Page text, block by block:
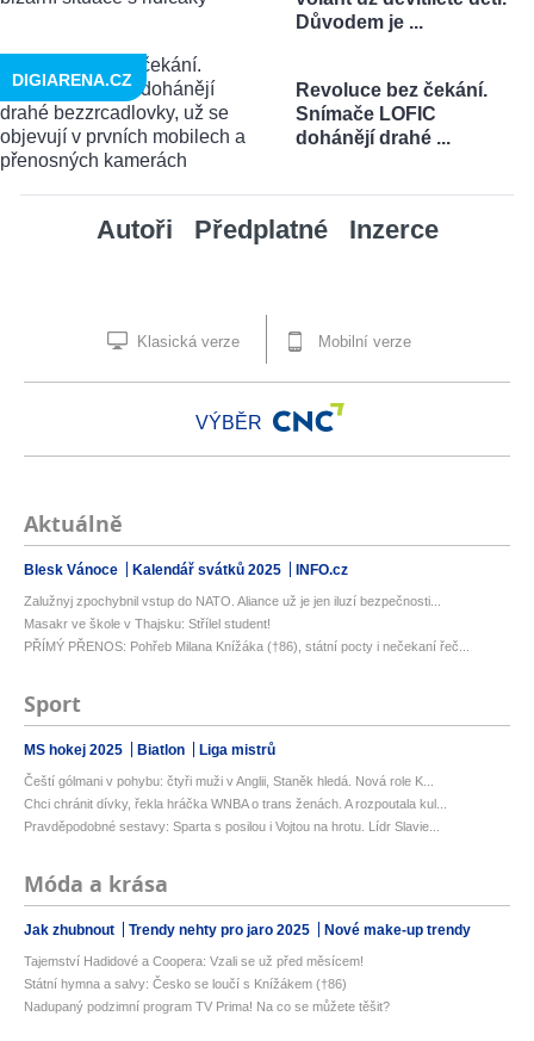
Důvodem je ...
Revoluce bez čekání.
Snímače LOFIC
dohánějí drahé ...
DIGIARENA.CZ
Autoři Předplatné Inzerce
Klasická verze Mobilní verze
VÝBĚR
Aktuálně
Blesk Vánoce Kalendář svátků 2025 INFO.cz
Zalužnyj zpochybnil vstup do NATO. Aliance už je jen iluzí bezpečnosti...
Masakr ve škole v Thajsku: Střílel student!
PŘÍMÝ PŘENOS: Pohřeb Milana Knížáka (†86), státní pocty i nečekaní řeč...
Sport
MS hokej 2025 Biatlon Liga mistrů
Čeští gólmani v pohybu: čtyři muži v Anglii, Staněk hledá. Nová role K...
Chci chránit dívky, řekla hráčka WNBA o trans ženách. A rozpoutala kul...
Pravděpodobné sestavy: Sparta s posilou i Vojtou na hrotu. Lídr Slavie...
Móda a krása
Jak zhubnout Trendy nehty pro jaro 2025 Nové make-up trendy
Tajemství Hadidové a Coopera: Vzali se už před měsícem!
Státní hymna a salvy: Česko se loučí s Knížákem (†86)
Nadupaný podzimní program TV Prima! Na co se můžete těšit?